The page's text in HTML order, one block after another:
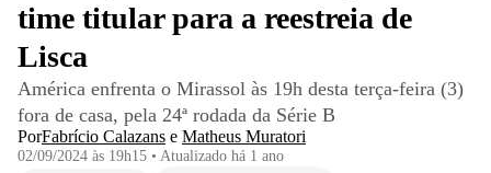
time titular para a reestreia de
Lisca
América enfrenta o Mirassol às 19h desta terça-feira (3)
fora de casa, pela 24ª rodada da Série B
PorFabrício Calazans e Matheus Muratori
02/09/2024 às 19h15 • Atualizado há 1 ano